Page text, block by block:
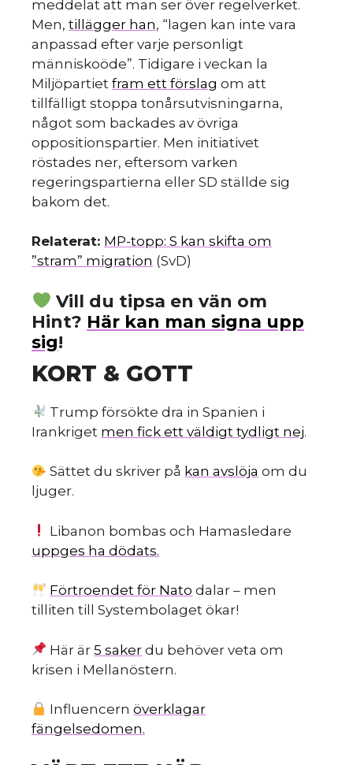
meddelat att man ser över regelverket.
Men, tillägger han, “lagen kan inte vara
anpassad efter varje personligt
människoöde”. Tidigare i veckan la
Miljöpartiet fram ett förslag om att
tillfälligt stoppa tonårsutvisningarna,
något som backades av övriga
oppositionspartier. Men initiativet
röstades ner, eftersom varken
regeringspartierna eller SD ställde sig
bakom det.
Relaterat: MP-topp: S kan skifta om
”stram” migration (SvD)
Vill du tipsa en vän om
Hint? Här kan man signa upp
sig!
KORT & GOTT
Trump försökte dra in Spanien i
Irankriget men fick ett väldigt tydligt nej.
Sättet du skriver på kan avslöja om du
ljuger.
Libanon bombas och Hamasledare
uppges ha dödats.
Förtroendet för Nato dalar – men
tilliten till Systembolaget ökar!
Här är5 saker du behöver veta om
krisen i Mellanöstern.
Influencernöverklagar
fängelsedomen.